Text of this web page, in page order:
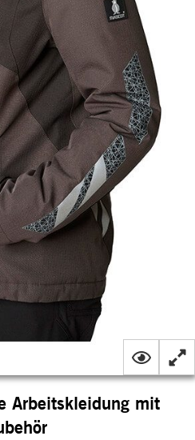
Arbeitskleidung mit